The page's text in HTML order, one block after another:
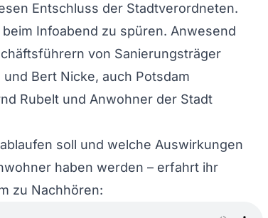
Entschluss der Stadtverordneten.
Infoabend zu spüren. Anwesend
von Sanierungsträger
und Bert Nicke, auch Potsdam
Rubelt und Anwohner der Stadt
soll und welche Auswirkungen
haben werden – erfahrt ihr
zu Nachhören: